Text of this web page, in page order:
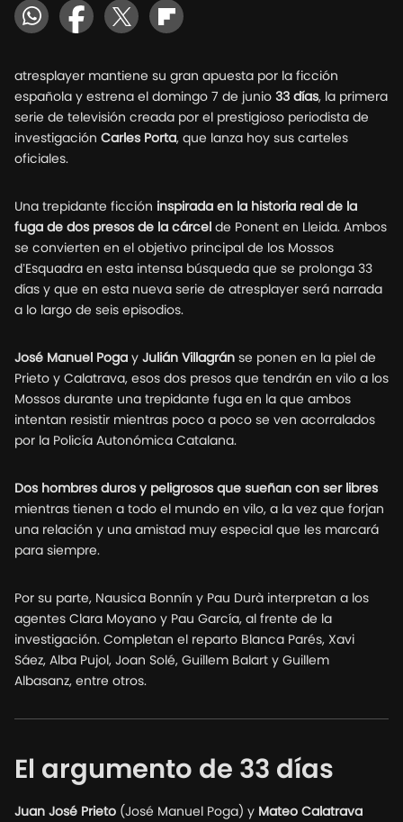
atresplayer mantiene su gran apuesta por la ficción
española y estrena el domingo 7 de junio 33 días, la primera
serie de televisión creada por el prestigioso periodista de
investigación Carles Porta, que lanza hoy sus carteles
oficiales.
Una trepidante ficción inspirada en la historia real de la
fuga de dos presos de la cárcel de Ponent en Lleida. Ambos
se convierten en el objetivo principal de los Mossos
d’Esquadra en esta intensa búsqueda que se prolonga 33
días y que en esta nueva serie de atresplayer será narrada
a lo largo de seis episodios.
José Manuel Poga y Julián Villagrán se ponen en la piel de
Prieto y Calatrava, esos dos presos que tendrán en vilo a los
Mossos durante una trepidante fuga en la que ambos
intentan resistir mientras poco a poco se ven acorralados
por la Policía Autonómica Catalana.
Dos hombres duros y peligrosos que sueñan con ser libres
mientras tienen a todo el mundo en vilo, a la vez que forjan
una relación y una amistad muy especial que les marcará
para siempre.
Por su parte, Nausica Bonnín y Pau Durà interpretan a los
agentes Clara Moyano y Pau García, al frente de la
investigación. Completan el reparto Blanca Parés, Xavi
Sáez, Alba Pujol, Joan Solé, Guillem Balart y Guillem
Albasanz, entre otros.
El argumento de 33 días
Juan José Prieto (José Manuel Poga) y Mateo Calatrava